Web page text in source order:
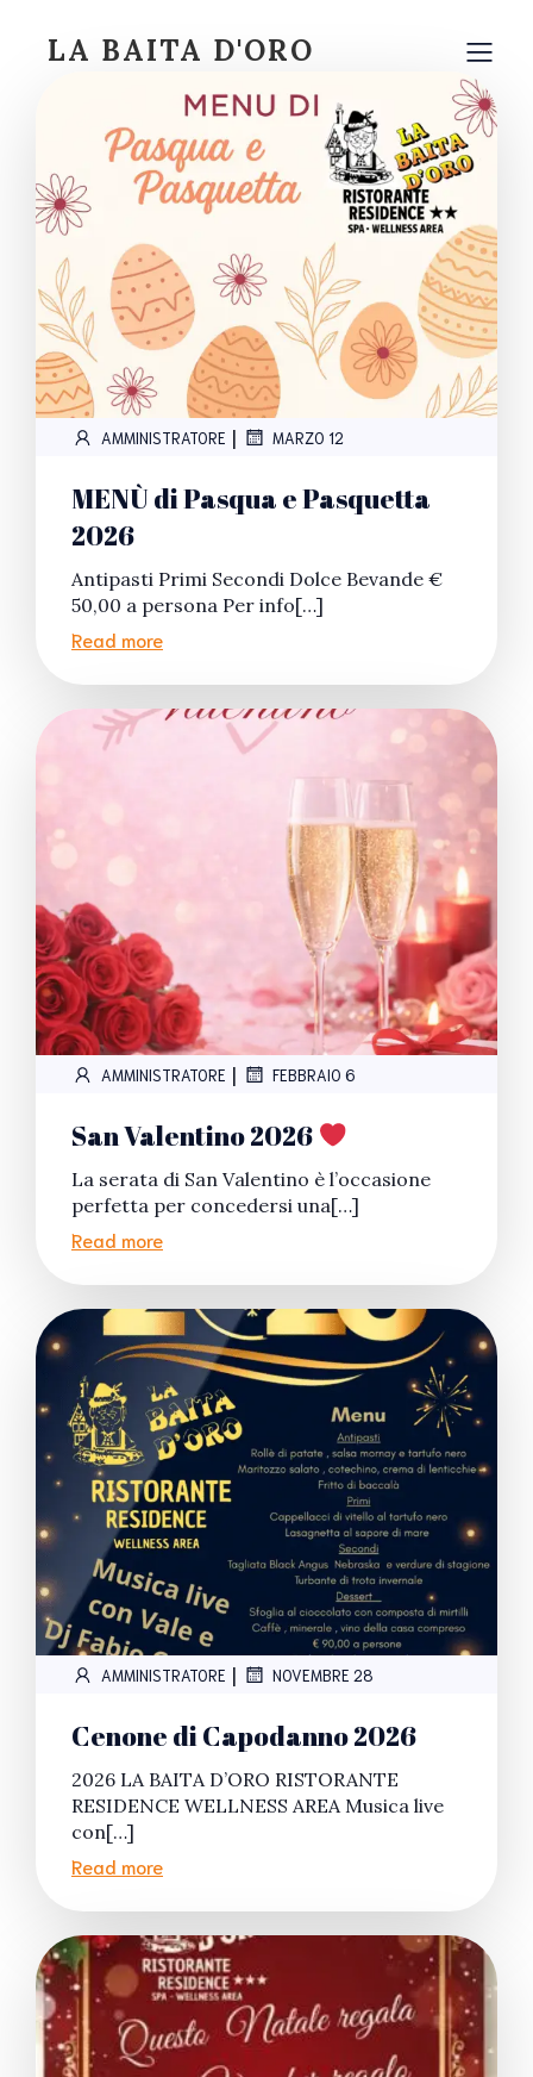
LA BAITA D'ORO
AMMINISTRATORE | MARZO 12
MENÙ di Pasqua e Pasquetta
2026
Antipasti Primi Secondi Dolce Bevande €
50,00 a persona Per info[…]
Read more
AMMINISTRATORE | FEBBRAIO 6
San Valentino 2026
La serata di San Valentino è l’occasione
perfetta per concedersi una[…]
Read more
AMMINISTRATORE | NOVEMBRE 28
Cenone di Capodanno 2026
2026 LA BAITA D’ORO RISTORANTE
RESIDENCE WELLNESS AREA Musica live
con[…]
Read more